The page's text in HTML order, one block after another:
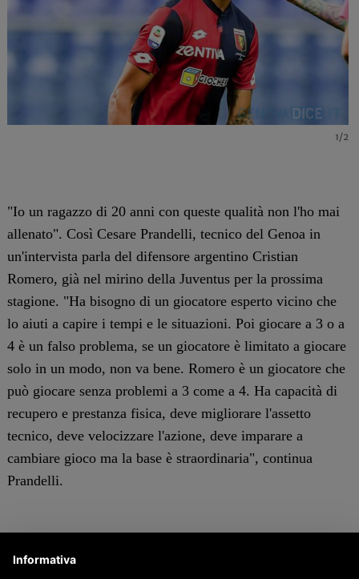
1/2
"Io un ragazzo di 20 anni con queste qualità non l'ho mai
allenato". Così Cesare Prandelli, tecnico del Genoa in
un'intervista parla del difensore argentino Cristian
Romero, già nel mirino della Juventus per la prossima
stagione. "Ha bisogno di un giocatore esperto vicino che
lo aiuti a capire i tempi e le situazioni. Poi giocare a 3 o a
4 è un falso problema, se un giocatore è limitato a giocare
solo in un modo, non va bene. Romero è un giocatore che
può giocare senza problemi a 3 come a 4. Ha capacità di
recupero e prestanza fisica, deve migliorare l'assetto
tecnico, deve velocizzare l'azione, deve imparare a
cambiare gioco ma la base è straordinaria", continua
Prandelli.
Informativa